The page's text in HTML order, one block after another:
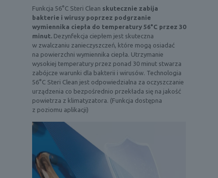
Funkcja 56°C Steri Clean skutecznie zabija
bakterie i wirusy poprzez podgrzanie
wymiennika ciepła do temperatury 56°C przez 30
minut. Dezynfekcja ciepłem jest skuteczna
w zwalczaniu zanieczyszczeń, które mogą osiadać
na powierzchni wymiennika ciepła. Utrzymanie
wysokiej temperatury przez ponad 30 minut stwarza
zabójcze warunki dla bakterii i wirusów. Technologia
56°C Steri Clean jest odpowiedzialna za oczyszczanie
urządzenia co bezpośrednio przekłada się na jakość
powietrza z klimatyzatora. (Funkcja dostępna
z poziomu aplikacji)